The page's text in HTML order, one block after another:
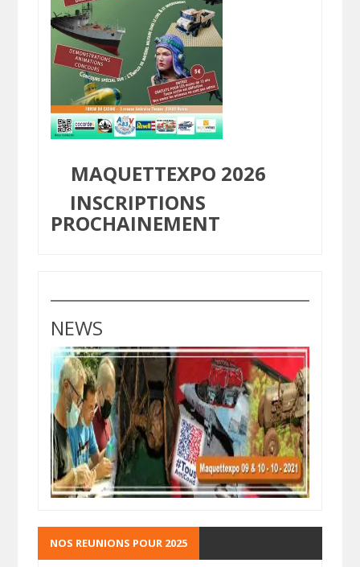
MAQUETTEXPO 2026
INSCRIPTIONS
PROCHAINEMENT
NEWS
NOS REUNIONS POUR 2025